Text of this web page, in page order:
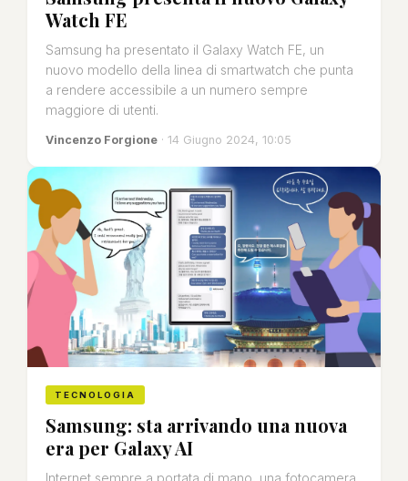
Watch FE
Samsung ha presentato il Galaxy Watch FE, un
nuovo modello della linea di smartwatch che punta
a rendere accessibile a un numero sempre
maggiore di utenti.
Vincenzo Forgione · 14 Giugno 2024, 10:05
TECNOLOGIA
Samsung: sta arrivando una nuova
era per Galaxy AI
Internet sempre a portata di mano, una fotocamera